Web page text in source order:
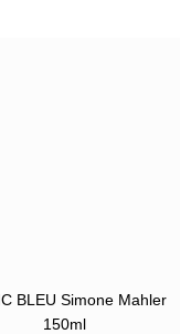
BLEU Simone Mahler
150ml